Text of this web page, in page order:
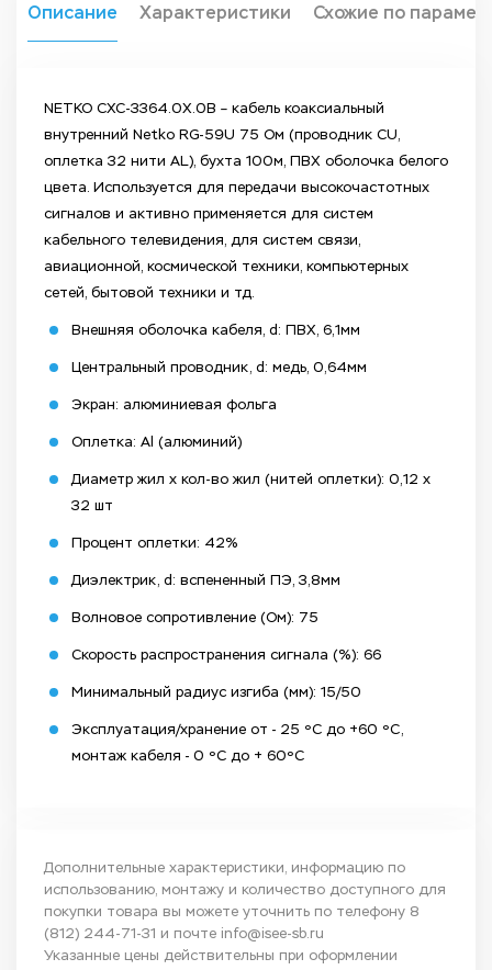
Описание Характеристики Схожие по
NETKO CXC-3364.0X.0B – кабель коаксиальный
внутренний Netko RG-59U 75 Ом (проводник CU,
оплетка 32 нити AL), бухта 100м, ПВХ оболочка белого
цвета. Используется для передачи высокочастотных
сигналов и активно применяется для систем
кабельного телевидения, для систем связи,
авиационной, космической техники, компьютерных
сетей, бытовой техники и тд.
Внешняя оболочка кабеля, d: ПВХ, 6,1мм
Центральный проводник, d: медь, 0,64мм
Экран: алюминиевая фольга
Оплетка: Al (алюминий)
Диаметр жил x кол-во жил (нитей оплетки): 0,12 x
32 шт
Процент оплетки: 42%
Диэлектрик, d: вспененный ПЭ, 3,8мм
Волновое сопротивление (Ом): 75
Скорость распространения сигнала (%): 66
Минимальный радиус изгиба (мм): 15/50
Эксплуатация/хранение от - 25 ºС до +60 ºС,
монтаж кабеля - 0 ºС до + 60ºС
Дополнительные характеристики, информацию по
использованию, монтажу и количество доступного для
покупки товара вы можете уточнить по телефону 8
(812) 244-71-31 и почте info@isee-sb.ru
Указанные цены действительны при оформлении